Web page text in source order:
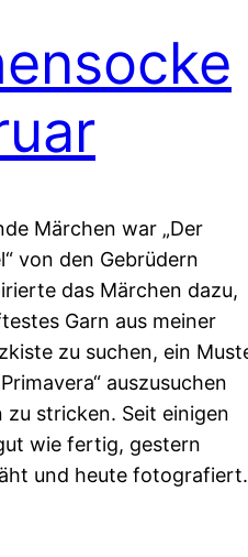
Märchen war „Der
von den Gebrüdern
das Märchen dazu,
Garn aus meiner
zu suchen, ein
auszusuchen
zu stricken. Seit einigen
wie fertig, gestern
und heute fotografiert.